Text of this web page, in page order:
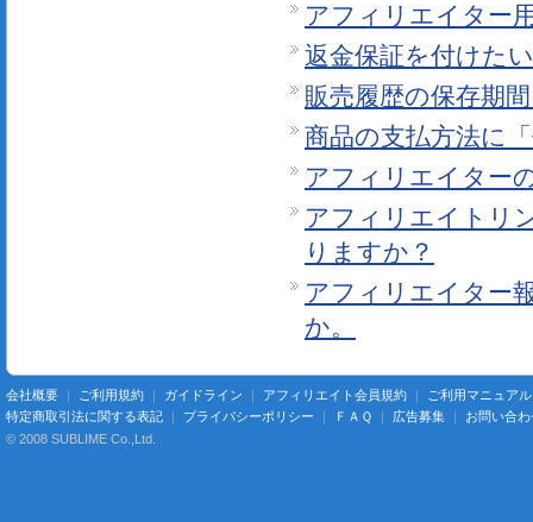
アフィリエイター
返金保証を付けた
販売履歴の保存期
商品の支払方法に
アフィリエイター
アフィリエイトリ
りますか？
アフィリエイター
か。
会社概要 ｜ ご利用規約 ｜ ガイドライン ｜ アフィリエイト会員規約 ｜ ご利用マニュアル
特定商取引法に関する表記 ｜ プライバシーポリシー ｜ ＦＡＱ ｜ 広告募集 ｜ お問い合わ
© 2008 SUBLIME Co.,Ltd.